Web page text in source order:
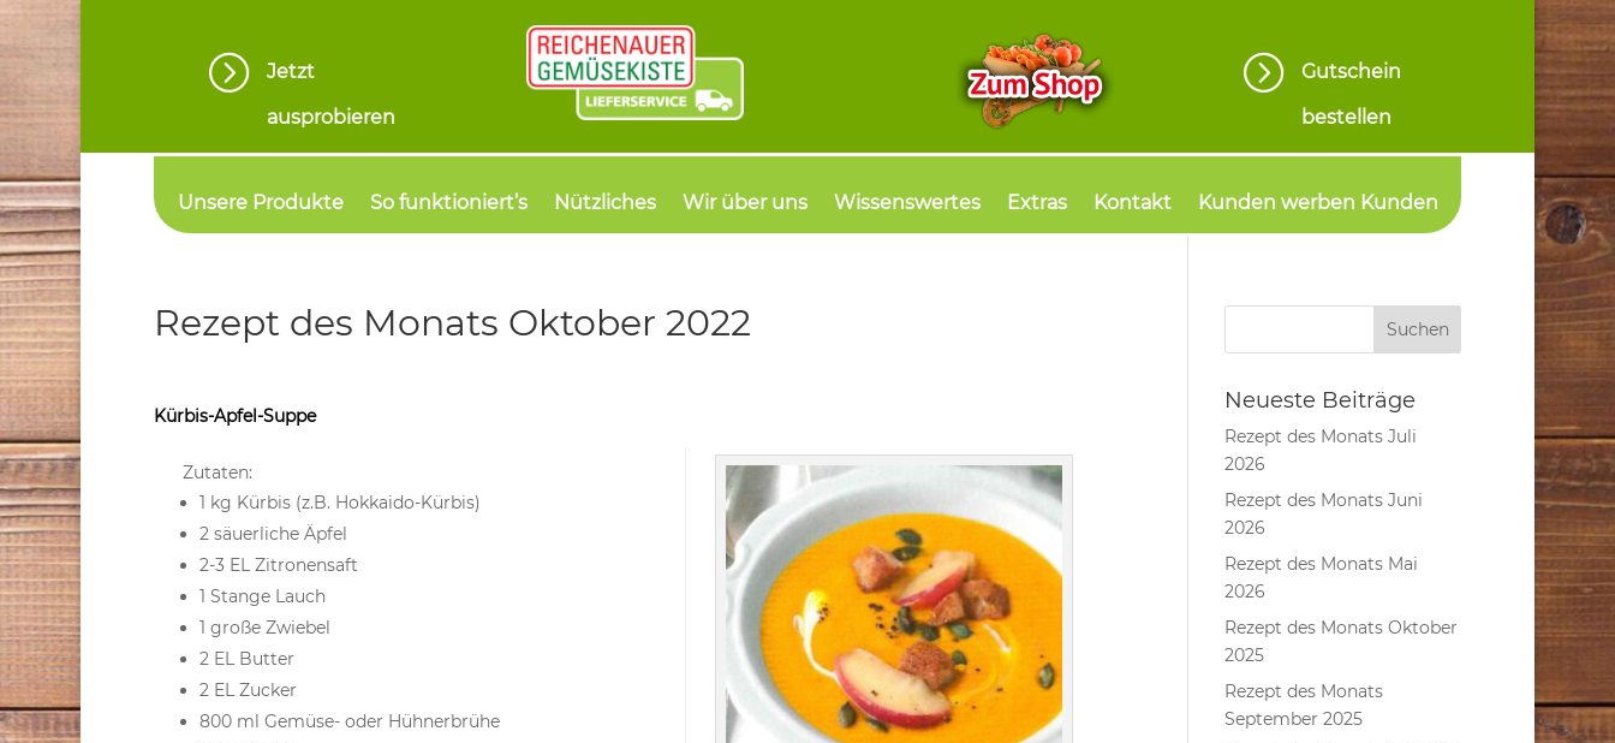
=
Jetzt
ausprobieren
=
Gutschein
bestellen
Unsere Produkte So funktioniert’s Nützliches Wir über uns Wissenswertes Extras Kontakt Kunden werben Kunden
Rezept des Monats Oktober 2022
Kürbis-Apfel-Suppe
Zutaten:
1 kg Kürbis (z.B. Hokkaido-Kürbis)
2 säuerliche Äpfel
2-3 EL Zitronensaft
1 Stange Lauch
1 große Zwiebel
2 EL Butter
2 EL Zucker
800 ml Gemüse- oder Hühnerbrühe
Neueste Beiträge
Rezept des Monats Juli
2026
Rezept des Monats Juni
2026
Rezept des Monats Mai
2026
Rezept des Monats Oktober
2025
Rezept des Monats
September 2025